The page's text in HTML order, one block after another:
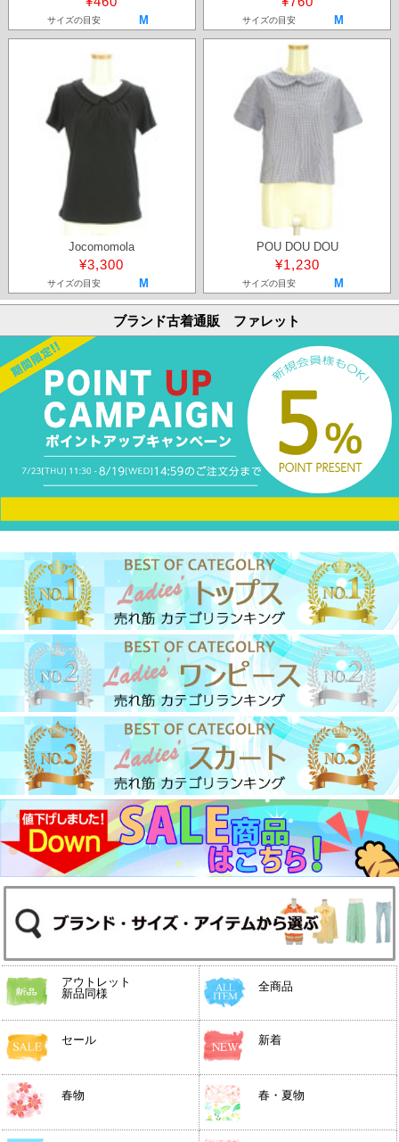
サイズの目安 M サイズの目安 M
Jocomomola
¥3,300
サイズの目安 M
POU DOU DOU
¥1,230
サイズの目安 M
ブランド古着通販 ファレット
アウトレット
新品同様
全商品
セール 新着
春物 春・夏物